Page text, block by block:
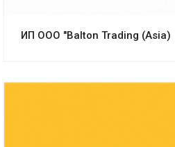
ИП ООО "Balton Trading (Asia)